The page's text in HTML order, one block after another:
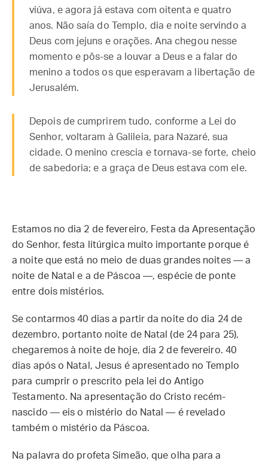
viúva, e agora já estava com oitenta e quatro
anos. Não saía do Templo, dia e noite servindo a
Deus com jejuns e orações. Ana chegou nesse
momento e pôs-se a louvar a Deus e a falar do
menino a todos os que esperavam a libertação de
Jerusalém.
Depois de cumprirem tudo, conforme a Lei do
Senhor, voltaram à Galileia, para Nazaré, sua
cidade. O menino crescia e tornava-se forte, cheio
de sabedoria; e a graça de Deus estava com ele.
Estamos no dia 2 de fevereiro, Festa da Apresentação
do Senhor, festa litúrgica muito importante porque é
a noite que está no meio de duas grandes noites — a
noite de Natal e a de Páscoa —, espécie de ponte
entre dois mistérios.
Se contarmos 40 dias a partir da noite do dia 24 de
dezembro, portanto noite de Natal (de 24 para 25),
chegaremos à noite de hoje, dia 2 de fevereiro. 40
dias após o Natal, Jesus é apresentado no Templo
para cumprir o prescrito pela lei do Antigo
Testamento. Na apresentação do Cristo recém-
nascido — eis o mistério do Natal — é revelado
também o mistério da Páscoa.
Na palavra do profeta Simeão, que olha para a